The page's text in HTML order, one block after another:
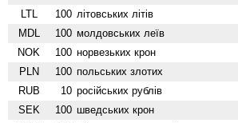
LTL 100 літовських літів
MDL 100 молдовських леїв
NOK 100 норвезьких крон
PLN 100 польських злотих
RUB 10 російських рублів
SEK 100 шведських крон